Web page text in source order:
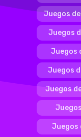
Juegos
Juegos
Juegos
Juegos
Juegos
Juegos